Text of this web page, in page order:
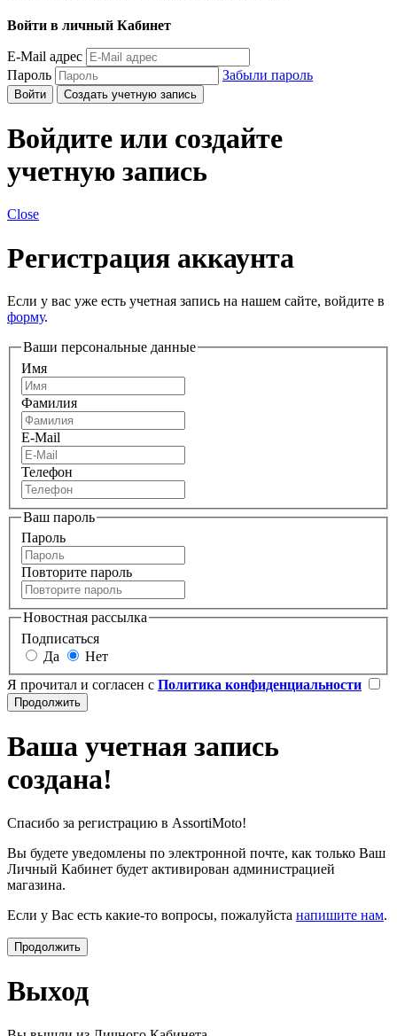
Войти в личный Кабинет
E-Mail адрес
Пароль
Забыли пароль
Войти Создать учетную запись
Войдите или создайте
учетную запись
Close
Регистрация аккаунта
Если у вас уже есть учетная запись на нашем сайте, войдите в
форму.
Ваши персональные данные
Имя
Фамилия
E-Mail
Телефон
Ваш пароль
Пароль
Повторите пароль
Новостная рассылка
Подписаться
Да
Нет
Я прочитал и согласен с Политика конфиденциальности
Ваша учетная запись
создана!
Спасибо за регистрацию в AssortiMoto!
Вы будете уведомлены по электронной почте, как только Ваш
Личный Кабинет будет активирован администрацией
магазина.
Если у Вас есть какие-то вопросы, пожалуйста напишите нам.
Продолжить
Выход